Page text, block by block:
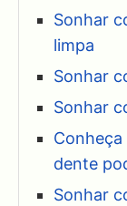
Sonhar
limpa
Sonhar
Sonhar
dente
Sonhar